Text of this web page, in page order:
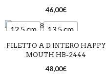
46,00€
12,5 cm
13,5 cm
14,5 cm
FILETTO A D INTERO HAPPY
MOUTH HB-2444
48,00€